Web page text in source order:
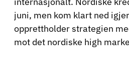
juni, men kom klart ned
opprettholder strategien
mot det nordiske high